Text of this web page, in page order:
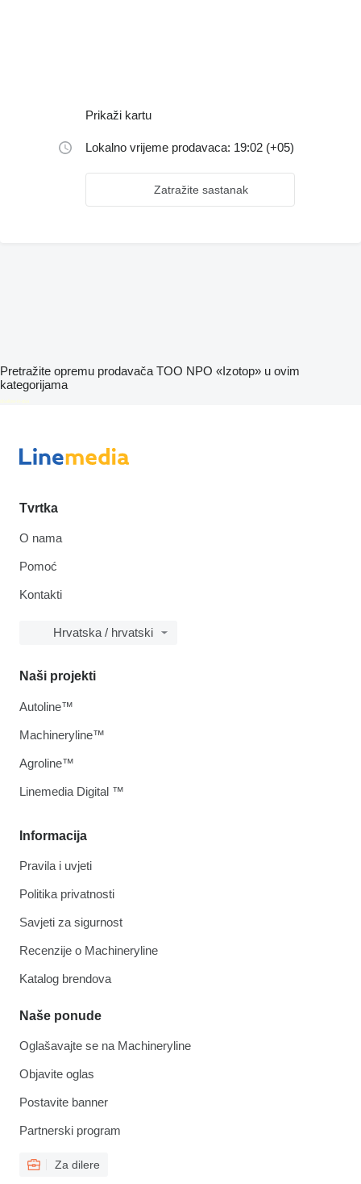
Prikaži kartu
Lokalno vrijeme prodavaca: 19:02 (+05)
Zatražite sastanak
Pretražite opremu prodavača TOO NPO «Izotop» u ovim
kategorijama
disallow-in-dsa
Tvrtka
O nama
Pomoć
Kontakti
Hrvatska / hrvatski
Informacija
Pravila i uvjeti
Politika privatnosti
Savjeti za sigurnost
Recenzije o Machineryline
Katalog brendova
Naše ponude
Oglašavajte se na Machineryline
Objavite oglas
Postavite banner
Partnerski program
Za dilere
Naši projekti
Autoline™
Machineryline™
Agroline™
Linemedia Digital ™